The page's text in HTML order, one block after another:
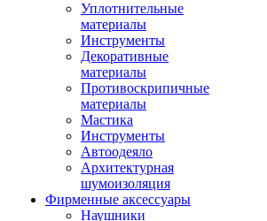
Уплотнительные
материалы
Инструменты
Декоративные
материалы
Противоскрипичные
материалы
Мастика
Инструменты
Автоодеяло
Архитектурная
шумоизоляция
Фирменные аксессуары
Наушники